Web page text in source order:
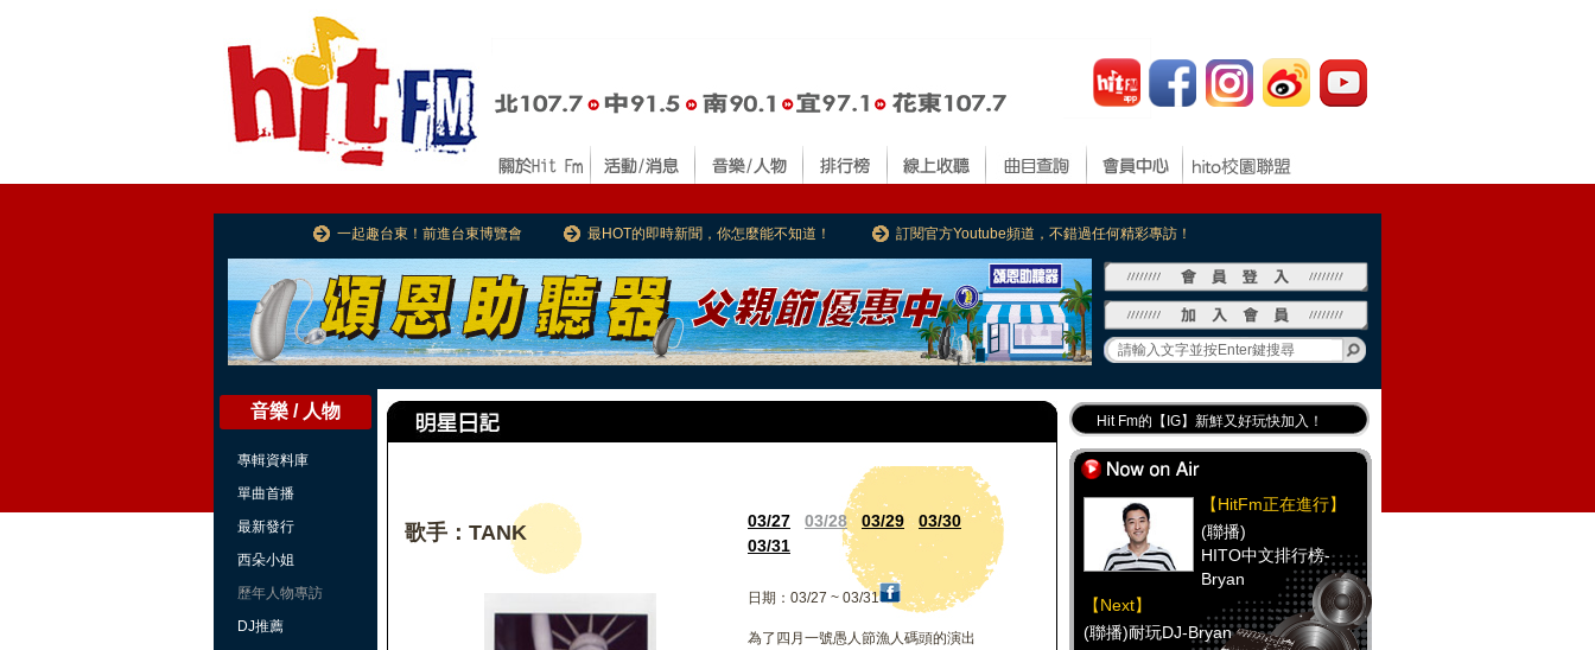
一起趣台東！前進台東博覽會 最HOT的即時新聞，你怎麼能不知道！ 訂閱官方Youtube頻道，不錯過任何精彩專訪！
音樂 / 人物
專輯資料庫
單曲首播
最新發行
西朵小姐
歷年人物專訪
DJ推薦
歌手：TANK 03/27 03/28 03/29
03/30
03/31
日期：03/27 ~ 03/31
為了四月一號愚人節漁人碼頭的演出
Hit Fm的【IG】新鮮又好玩快加入！
Hit Fm【FB臉書粉絲團】等你加入！
最專業《DJ推薦》好音樂千萬別錯過！
好康報報 最新優惠訊息都在這！
【HitFm正在進行】
(聯播)
HITO中文排行榜-
Bryan
【Next】
(聯播)耐玩DJ-Bryan